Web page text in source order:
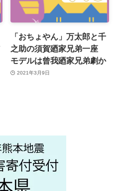
「おちょやん」万太郎と千
之助の須賀廼家兄弟一座
モデルは曾我廼家兄弟劇か
2021年3月9日